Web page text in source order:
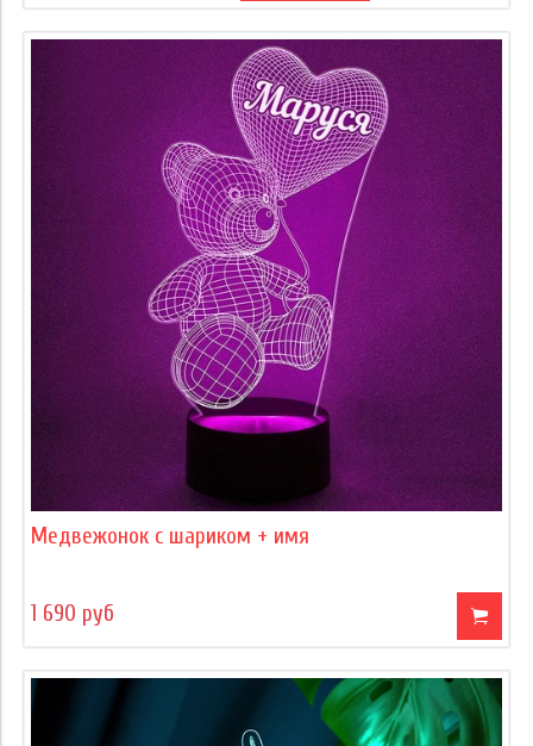
Медвежонок с шариком + имя
1 690 руб